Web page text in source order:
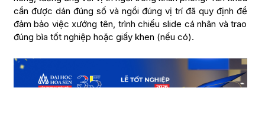
cần được dán đúng số và ngồi đúng vị trí đã quy định để
đảm bảo việc xướng tên, trình chiếu slide cá nhân và trao
đúng bìa tốt nghiệp hoặc giấy khen (nếu có).